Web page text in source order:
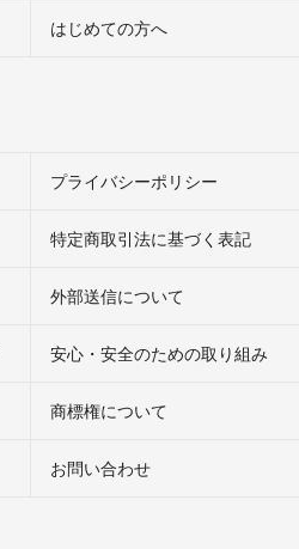
はじめての方へ
プライバシーポリシー
特定商取引法に基づく表記
外部送信について
安心・安全のための取り組み
商標権について
お問い合わせ